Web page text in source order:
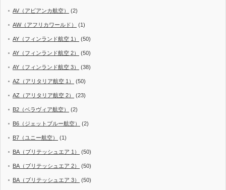
AV（アビアンカ航空） (2)
AW（アフリカワールド） (1)
AY（フィンランド航空 1） (50)
AY（フィンランド航空 2） (50)
AY（フィンランド航空 3） (38)
AZ（アリタリア航空 1） (50)
AZ（アリタリア航空 2） (23)
B2（ベラヴィア航空） (2)
B6（ジェットブルー航空） (2)
B7（ユニー航空） (1)
BA（ブリテッシュエア 1） (50)
BA（ブリテッシュエア 2） (50)
BA（ブリテッシュエア 3） (50)